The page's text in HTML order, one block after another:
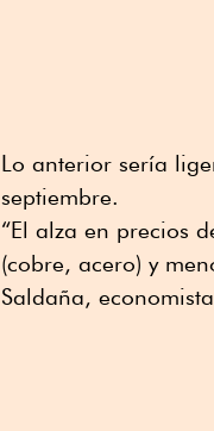
Lo anterior sería
septiembre.
“El alza en precios
(cobre, acero) y
Saldaña,